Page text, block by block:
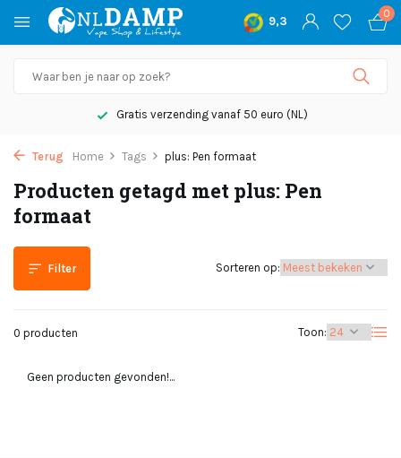
9,3
0
Gratis verzending vanaf 50 euro (NL)
Terug Home Tags plus: Pen formaat
Producten getagd met plus: Pen
formaat
Filter
0 producten Toon:
Sorteren op:
Geen producten gevonden!...